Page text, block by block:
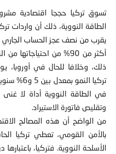
تسوق تركيا حججا اقتصادية
الطاقة النووية، ذلك أن واردات
يقرب من نصف عجز الحساب الجاري
أكثر من 90% من
ذلك، وخلافا للحال في
تركيا
في الطاقة النووية أداة لا غنى
وتقليص فاتورة الاستيراد.
من الواضح أن هذه المصالح
بالأمن القومي، تعطي تركيا
الأسلحة النووية. فتركيا،